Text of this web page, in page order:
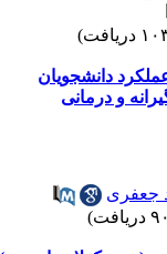
دانشجویان
و درمانی